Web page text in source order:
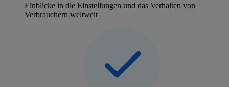
Einblicke in die Einstellungen und das Verhalten von
Verbrauchern weltweit